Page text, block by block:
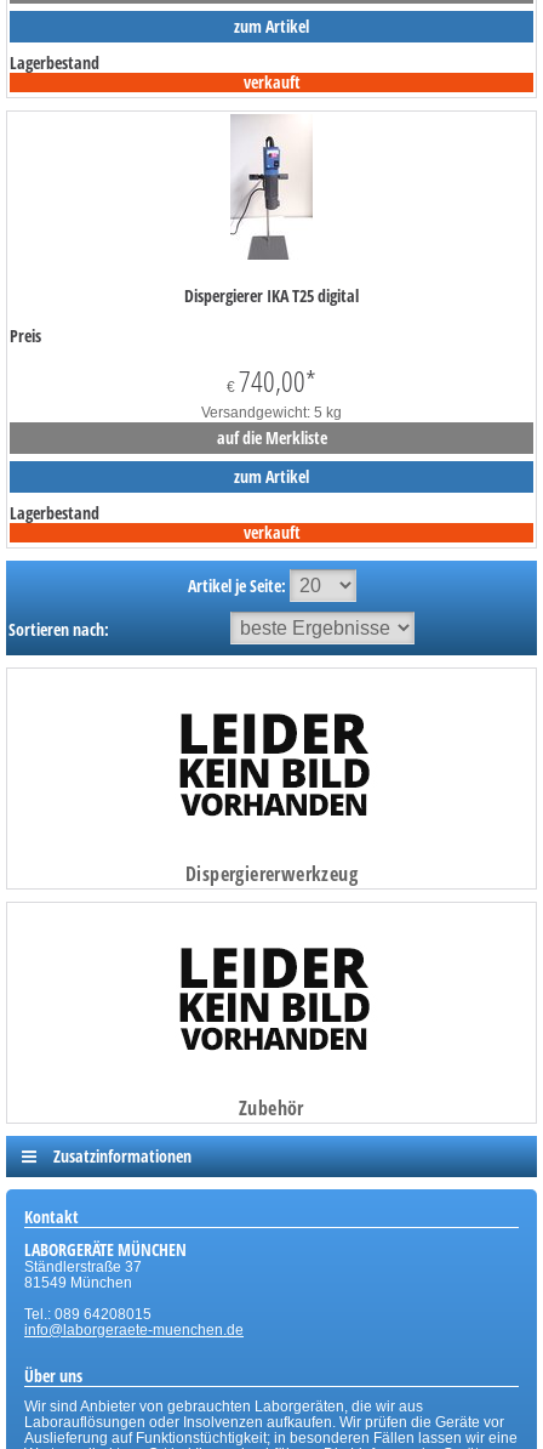
zum Artikel
Lagerbestand
verkauft
Dispergierer IKA T25 digital
Preis
€ 740,00*
Versandgewicht: 5 kg
auf die Merkliste
zum Artikel
Lagerbestand
verkauft
Artikel je Seite:
Sortieren nach:
Dispergiererwerkzeug
Zubehör
Zusatzinformationen
Kontakt
LABORGERÄTE MÜNCHEN
Ständlerstraße 37
81549 München
Tel.: 089 64208015
info@laborgeraete-muenchen.de
Über uns
Wir sind Anbieter von gebrauchten Laborgeräten, die wir aus
Laborauflösungen oder Insolvenzen aufkaufen. Wir prüfen die Geräte vor
Auslieferung auf Funktionstüchtigkeit; in besonderen Fällen lassen wir eine